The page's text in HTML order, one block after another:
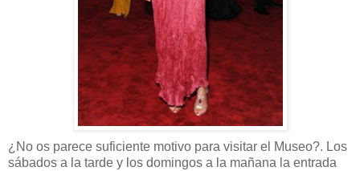
¿No os parece suficiente motivo para visitar el Museo?. Los
sábados a la tarde y los domingos a la mañana la entrada